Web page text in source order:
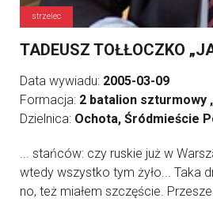
strzelec
TADEUSZ TOŁŁOCZKO
Data wywiadu: 2005-03-09
Formacja: 2 batalion szturmowy
Dzielnica: Ochota, Śródmieście
... stańców: czy ruskie już w
wtedy wszystko tym żyło... Taka
no, też miałem szczęście.